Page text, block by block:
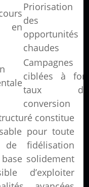
en
Priorisation
des
opportunités
chaudes
Campagnes
ciblées à fort
taux de
conversion
constitue
pour toute
de fidélisation
solidement
d’exploiter